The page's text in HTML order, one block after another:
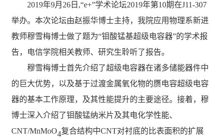
2019年9月26日,“e+”学术论坛2019年第10期在J11-307
举办。本次论坛由赵振华博士主持，我院应用物理系新进
教师穆雪梅博士做了题为“钼酸锰基超级电容器”的学术报
告，电信学院相关教师、研究生聆听了报告。
穆雪梅博士首先介绍了超级电容器在诸多储能器件中
的巨大优势，以及基于过渡金属氧化物的赝电容超级电容
器的基本工作原理，及其性能提升的主要途径。接着，穆
博士深入介绍了钼酸锰纳米片及其电化学性能、
CNT/MnMoO4复合结构中CNT对衬底的比表面积的扩展